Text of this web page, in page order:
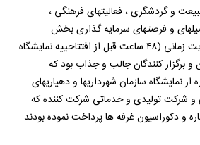
و گردشگری ، فعالیتهای فرهنگی ،
و فرصتهای سرمایه گذاری بخش
خصوصی،علی الرغم محدودیت زمانی (۴۸ ساعت قبل از افتتاحییه نمایشگاه
و برگزار کنندگان جالب و جذاب بود که
نمایشگاه سازمان شهرداریها و دهیاریهای
شرکت تولیدی و خدماتی شرکت کننده که
و دکوراسیون غرفه ها پرداخت نموده بودند